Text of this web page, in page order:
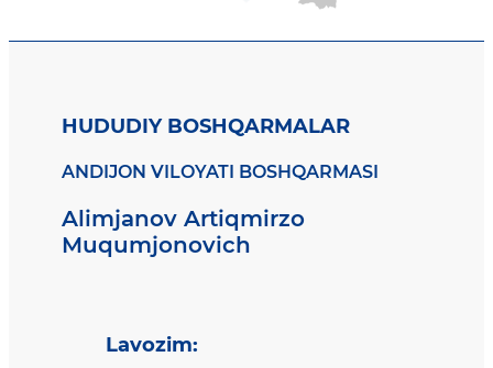
HUDUDIY BOSHQARMALAR
ANDIJON VILOYATI BOSHQARMASI
Alimjanov Artiqmirzo
Muqumjonovich
Lavozim: